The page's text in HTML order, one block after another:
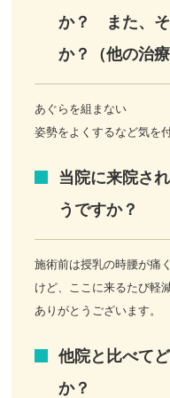
か？ また、そ
か？（他の治療
あぐらを組まない
姿勢をよくするなど気を
当院に来院さ
うですか？
施術前は授乳の時腰が痛
けど、ここに来るたび軽
ありがとうございます。
他院と比べて
か？